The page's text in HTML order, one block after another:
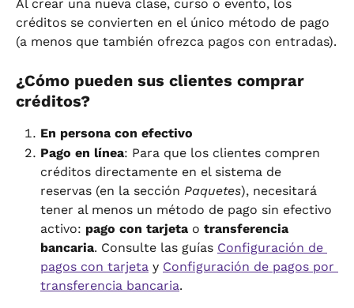
Al crear una nueva clase, curso o evento, los
créditos se convierten en el único método de pago
(a menos que también ofrezca pagos con entradas).
¿Cómo pueden sus clientes comprar
créditos?
En persona con efectivo
Pago en línea: Para que los clientes compren
créditos directamente en el sistema de
reservas (en la sección Paquetes), necesitará
tener al menos un método de pago sin efectivo
activo: pago con tarjeta o transferencia
bancaria. Consulte las guías Configuración de
pagos con tarjeta y Configuración de pagos por
transferencia bancaria.